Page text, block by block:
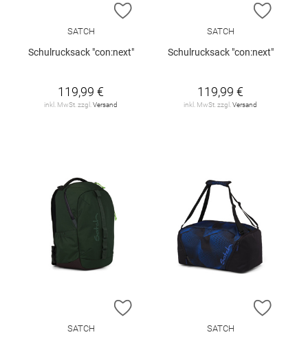
ZUR WUNSCHLISTE HINZUFÜGEN
SATCH
Schulrucksack "con:next"
119,99 €
inkl. MwSt. zzgl. Versand
ZUR
SATCH
Schulrucksack "con:next"
119,99 €
inkl. MwSt. zzgl. Versand
ZUR WUNSCHLISTE HINZUFÜGEN
SATCH
ZUR
SATCH